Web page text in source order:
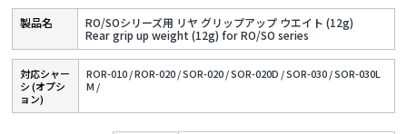
RO/SOシリーズ用 リヤ グリップアップ ウエイト (12g)
Rear grip up weight (12g) for RO/SO series
対応シャー
シ (オプシ
ョン)
ROR-010 /ROR-020 /SOR-020 /SOR-020D /SOR-030 /SOR-030L
M /